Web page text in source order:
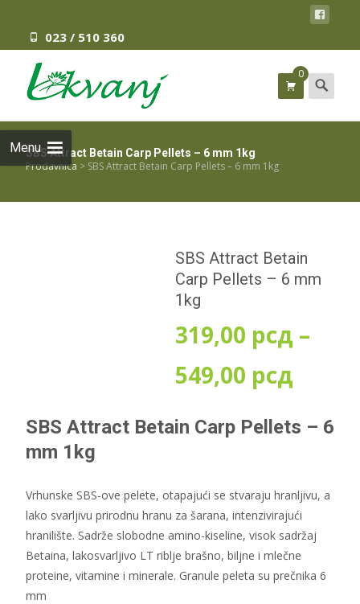
023 / 510 360
Menu
0 Search
for:
SBS Attract Betain Carp Pellets – 6 mm 1kg
Prodavnica > SBS Attract Betain Carp Pellets – 6 mm 1kg
SBS Attract Betain
Carp Pellets – 6 mm
1kg
319,00 рсд –
549,00 рсд
цена:
до
SBS Attract Betain Carp Pellets – 6
mm 1kg
Vrhunske SBS-ove pelete, otapajući se stvaraju hranljivu, a
lako svarljivu prirodnu hranu za šarana, intenzivirajući
hranilište. Sadrže slobodne amino-kiseline, visok sadržaj
Betaina, lakosvarljivo LT riblje brašno, biljne i mlečne
proteine, vitamine i minerale. Granule peleta su prečnika 6
mm